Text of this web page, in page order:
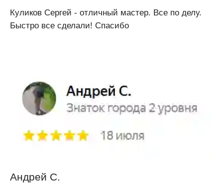
Куликов Сергей - отличный мастер. Все по делу.
Быстро все сделали! Спасибо
Андрей С.